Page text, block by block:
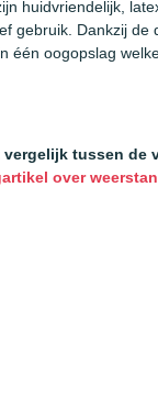
huidvriendelijk,
gebruik. Dankzij de
één oogopslag
vergelijk tussen de
over